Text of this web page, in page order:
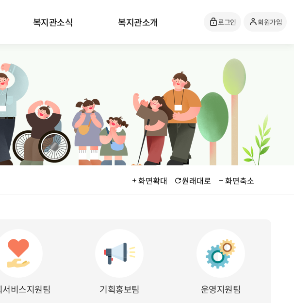
복지관소식 복지관소개 로그인 회원가입
화면확대 원래대로 화면축소
서비스지원팀 기획홍보팀 운영지원팀